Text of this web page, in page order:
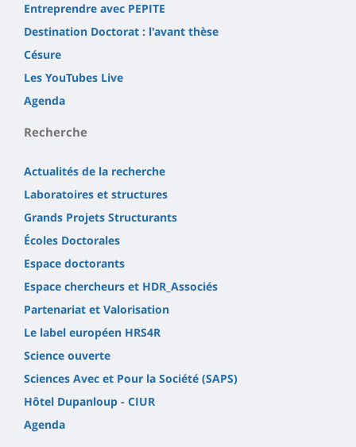
Entreprendre avec PEPITE
Destination Doctorat : l'avant thèse
Césure
Les YouTubes Live
Agenda
Recherche
Actualités de la recherche
Laboratoires et structures
Grands Projets Structurants
Écoles Doctorales
Espace doctorants
Espace chercheurs et HDR_Associés
Partenariat et Valorisation
Le label européen HRS4R
Science ouverte
Sciences Avec et Pour la Société (SAPS)
Hôtel Dupanloup - CIUR
Agenda